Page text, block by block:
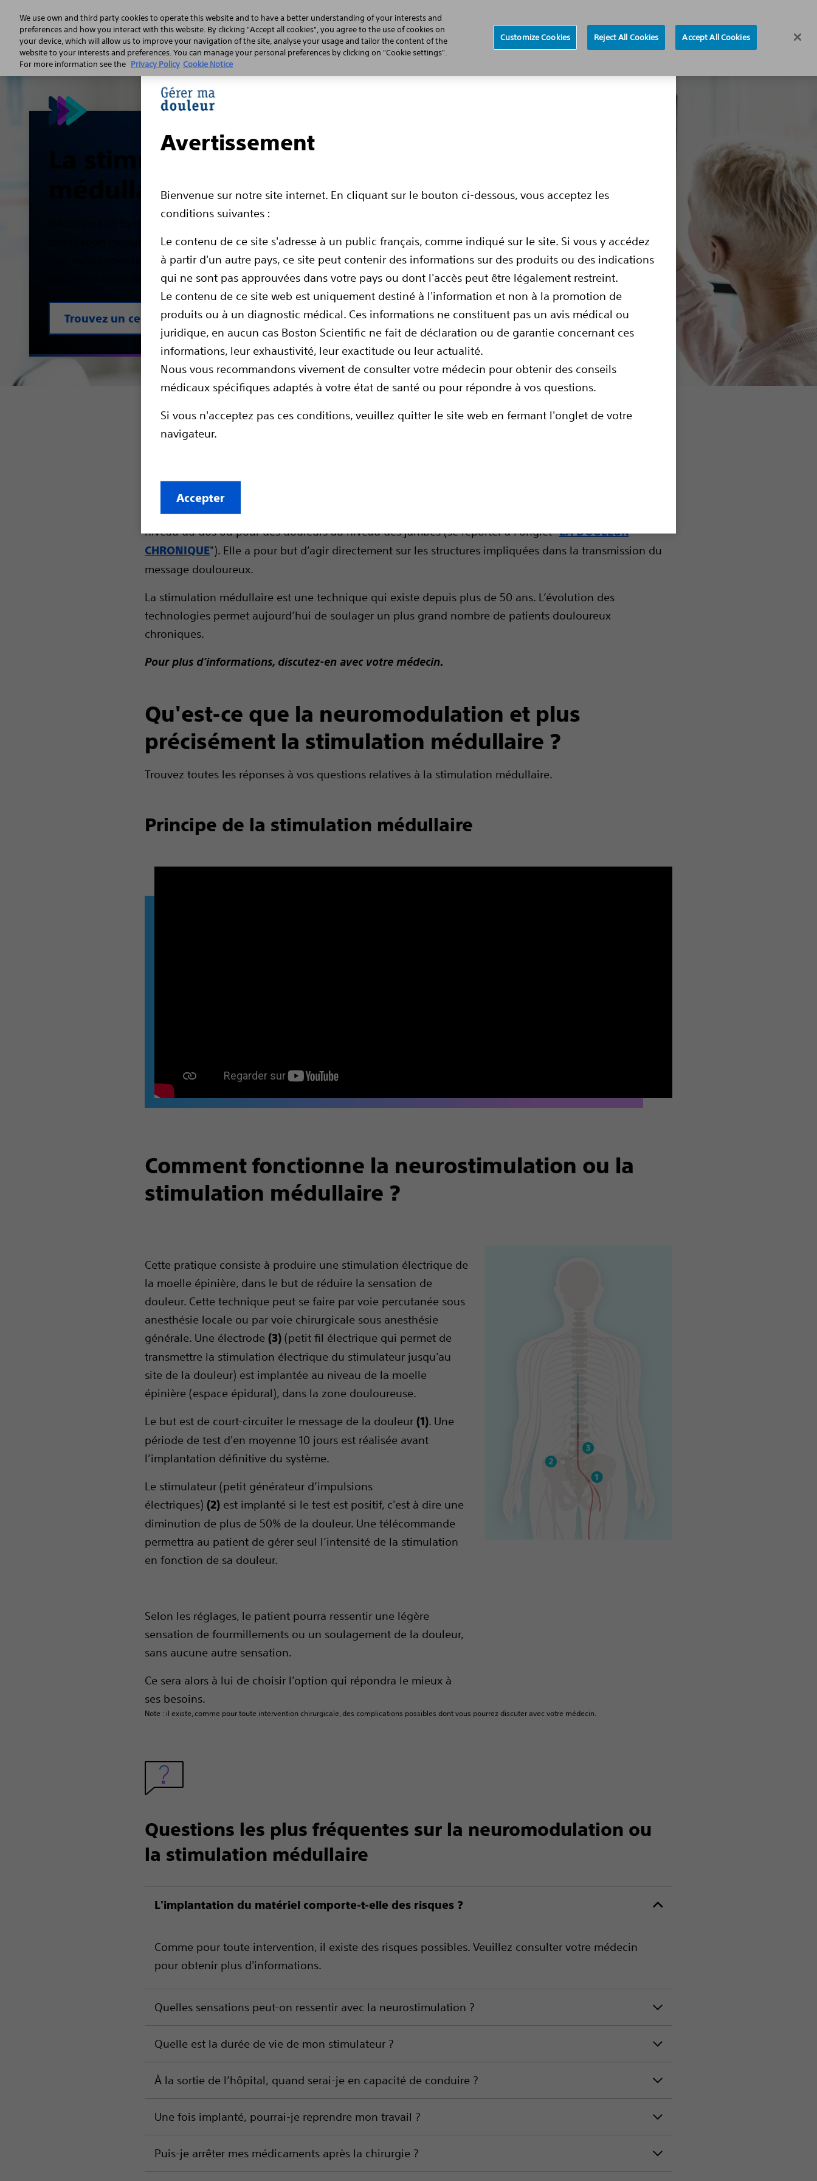
Avertissement
Bienvenue sur notre site internet. En cliquant sur le bouton ci-dessous, vous acceptez les
conditions suivantes :
Le contenu de ce site s'adresse à un public français, comme indiqué sur le site. Si vous y accédez
à partir d'un autre pays, ce site peut contenir des informations sur des produits ou des indications
qui ne sont pas approuvées dans votre pays ou dont l'accès peut être légalement restreint.
Le contenu de ce site web est uniquement destiné à l'information et non à la promotion de
produits ou à un diagnostic médical. Ces informations ne constituent pas un avis médical ou
juridique, en aucun cas Boston Scientific ne fait de déclaration ou de garantie concernant ces
informations, leur exhaustivité, leur exactitude ou leur actualité.
Nous vous recommandons vivement de consulter votre médecin pour obtenir des conseils
médicaux spécifiques adaptés à votre état de santé ou pour répondre à vos questions.
Si vous n'acceptez pas ces conditions, veuillez quitter le site web en fermant l'onglet de votre
navigateur.
Accepter
La douleur chronique Les options de traitements
La stimulation
médullaire
stimulation médullaire (SCS), qui est une thérapie
non médicamenteuse pouvant soulager les
Trouvez un centre anti-douleur
En cas d'échec des traitements de premiere intention pour soulager les douleurs chroniques,
votre médecin peut proposer un traitement de neuromodulation : LA STIMULATION
neurostimulation ou stimulation médullaire, est un traitement non médicamenteux possible. Elle est
utilisée dans la prise en charge de la douleur neuropathique chronique (lésion du système nerveux) au
niveau du dos ou pour des douleurs au niveau des jambes (se reporter à l'onglet "LA DOULEUR
CHRONIQUE"). Elle a pour but d’agir directement sur les structures impliquées dans la transmission du
message douloureux.
La stimulation médullaire est une technique qui existe depuis plus de 50 ans. L’évolution des
technologies permet aujourd’hui de soulager un plus grand nombre de patients douloureux
chroniques.
Pour plus d’informations, discutez-en avec votre médecin.
Qu'est-ce que la neuromodulation et plus
précisément la stimulation médullaire ?
Trouvez toutes les réponses à vos questions relatives à la stimulation médullaire.
Principe de la stimulation médullaire
Comment fonctionne la neurostimulation ou la
stimulation médullaire ?
Cette pratique consiste à produire une stimulation électrique de
la moelle épinière, dans le but de réduire la sensation de
douleur. Cette technique peut se faire par voie percutanée sous
anesthésie locale ou par voie chirurgicale sous anesthésie
générale. Une électrode (3) (petit fil électrique qui permet de
transmettre la stimulation électrique du stimulateur jusqu’au
site de la douleur) est implantée au niveau de la moelle
épinière (espace épidural), dans la zone douloureuse.
Le but est de court-circuiter le message de la douleur (1). Une
période de test d'en moyenne 10 jours est réalisée avant
l’implantation définitive du système.
Le stimulateur (petit générateur d’impulsions
électriques) (2) est implanté si le test est positif, c'est à dire une
diminution de plus de 50% de la douleur. Une télécommande
permettra au patient de gérer seul l’intensité de la stimulation
en fonction de sa douleur.
Selon les réglages, le patient pourra ressentir une légère
sensation de fourmillements ou un soulagement de la douleur,
sans aucune autre sensation.
Ce sera alors à lui de choisir l’option qui répondra le mieux à
ses besoins.
Note : il existe, comme pour toute intervention chirurgicale, des complications possibles dont vous pourrez discuter avec votre médecin.
Questions les plus fréquentes sur la neuromodulation ou
la stimulation médullaire
L'implantation du matériel comporte-t-elle des risques ?
Comme pour toute intervention, il existe des risques possibles. Veuillez consulter votre médecin
pour obtenir plus d'informations.
Quelles sensations peut-on ressentir avec la neurostimulation ?
Quelle est la durée de vie de mon stimulateur ?
À la sortie de l’hôpital, quand serai-je en capacité de conduire ?
Une fois implanté, pourrai-je reprendre mon travail ?
Puis-je arrêter mes médicaments après la chirurgie ?
We use own and third party cookies to operate this website and to have a better understanding of your interests and
preferences and how you interact with this website. By clicking "Accept all cookies", you agree to the use of cookies on
your device, which will allow us to improve your navigation of the site, analyse your usage and tailor the content of the
website to your interests and preferences. You can manage your personal preferences by clicking on "Cookie settings".
For more information see the Privacy Policy Cookie Notice
Customize Cookies Reject All Cookies Accept All Cookies